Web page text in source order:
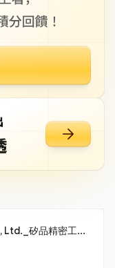
Siliconware Precision Industries Co., Ltd._矽品精密工業股份有限公司